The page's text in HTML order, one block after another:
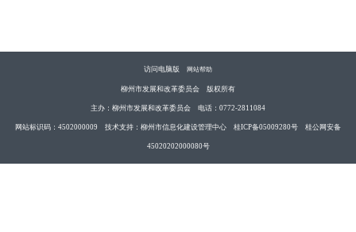
访问电脑版 网站帮助
柳州市发展和改革委员会 版权所有
主办：柳州市发展和改革委员会 电话：0772-2811084
网站标识码：4502000009 技术支持：柳州市信息化建设管理中心 桂ICP备05009280号 桂公网安备
45020202000080号